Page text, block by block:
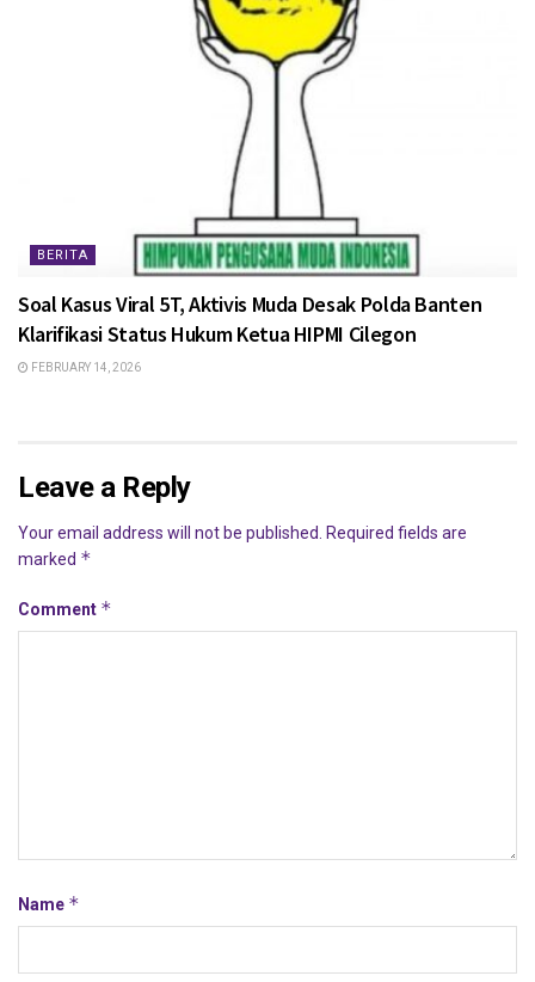
BERITA
Soal Kasus Viral 5T, Aktivis Muda Desak Polda Banten
Klarifikasi Status Hukum Ketua HIPMI Cilegon
FEBRUARY 14, 2026
Leave a Reply
Your email address will not be published. Required fields are
marked *
Comment *
Name *